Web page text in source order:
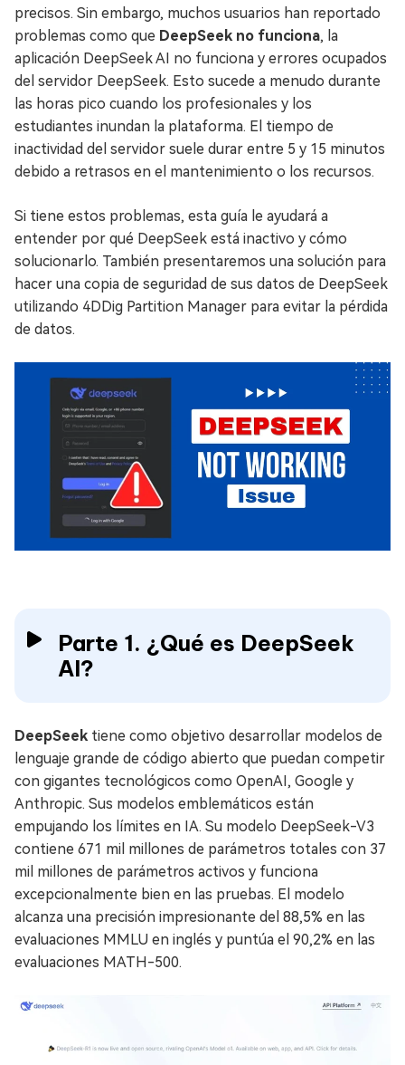
precisos. Sin embargo, muchos usuarios han reportado
problemas como que DeepSeek no funciona, la
aplicación DeepSeek AI no funciona y errores ocupados
del servidor DeepSeek. Esto sucede a menudo durante
las horas pico cuando los profesionales y los
estudiantes inundan la plataforma. El tiempo de
inactividad del servidor suele durar entre 5 y 15 minutos
debido a retrasos en el mantenimiento o los recursos.
Si tiene estos problemas, esta guía le ayudará a
entender por qué DeepSeek está inactivo y cómo
solucionarlo. También presentaremos una solución para
hacer una copia de seguridad de sus datos de DeepSeek
utilizando 4DDig Partition Manager para evitar la pérdida
de datos.
Parte 1. ¿Qué es DeepSeek
AI?
DeepSeektiene como objetivo desarrollar modelos de
lenguaje grande de código abierto que puedan competir
con gigantes tecnológicos como OpenAI, Google y
Anthropic. Sus modelos emblemáticos están
empujando los límites en IA. Su modelo DeepSeek-V3
contiene 671 mil millones de parámetros totales con 37
mil millones de parámetros activos y funciona
excepcionalmente bien en las pruebas. El modelo
alcanza una precisión impresionante del 88,5% en las
evaluaciones MMLU en inglés y puntúa el 90,2% en las
evaluaciones MATH-500.